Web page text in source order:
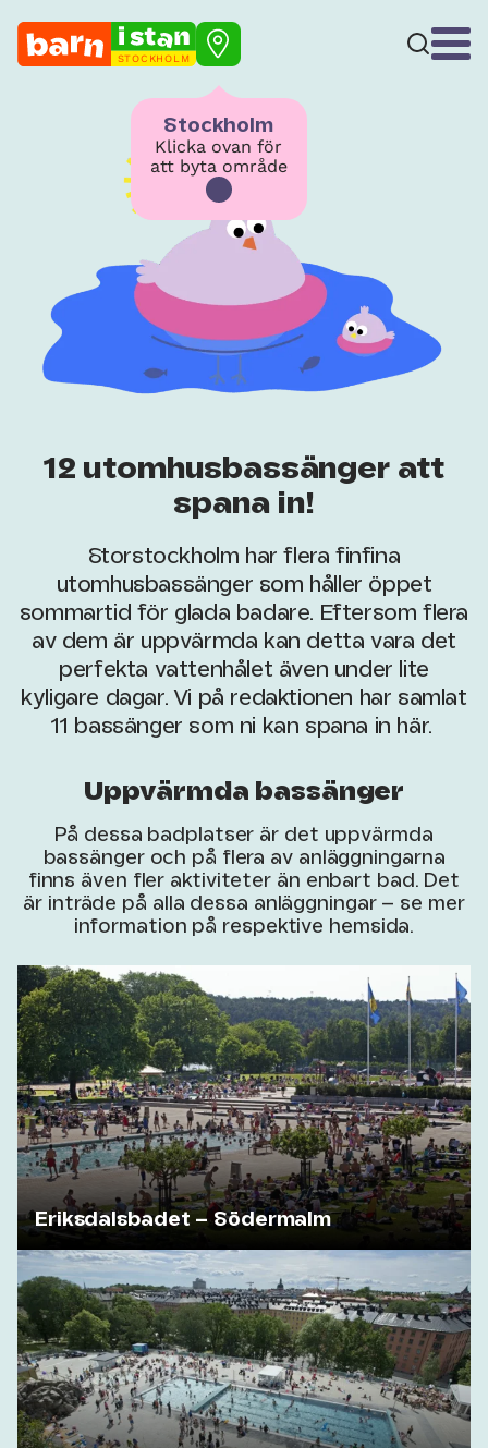
STOCKHOLM
Stockholm
Klicka ovan för
att byta område
12 utomhusbassänger att
spana in!
Storstockholm har flera finfina
utomhusbassänger som håller öppet
sommartid för glada badare. Eftersom flera
av dem är uppvärmda kan detta vara det
perfekta vattenhålet även under lite
kyligare dagar. Vi på redaktionen har samlat
11 bassänger som ni kan spana in här.
Uppvärmda bassänger
På dessa badplatser är det uppvärmda
bassänger och på flera av anläggningarna
finns även fler aktiviteter än enbart bad. Det
är inträde på alla dessa anläggningar – se mer
information på respektive hemsida.
Eriksdalsbadet – Södermalm